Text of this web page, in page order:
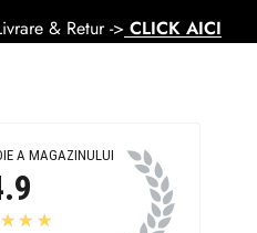
& Retur -> CLICK AICI
A MAGAZINULUI